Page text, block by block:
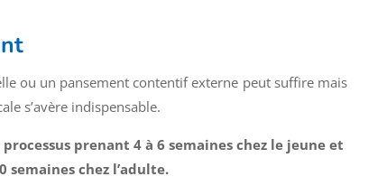
ou un pansement contentif externe peut suffire mais
s’avère indispensable.
prenant 4 à 6 semaines chez le jeune et
semaines chez l’adulte.